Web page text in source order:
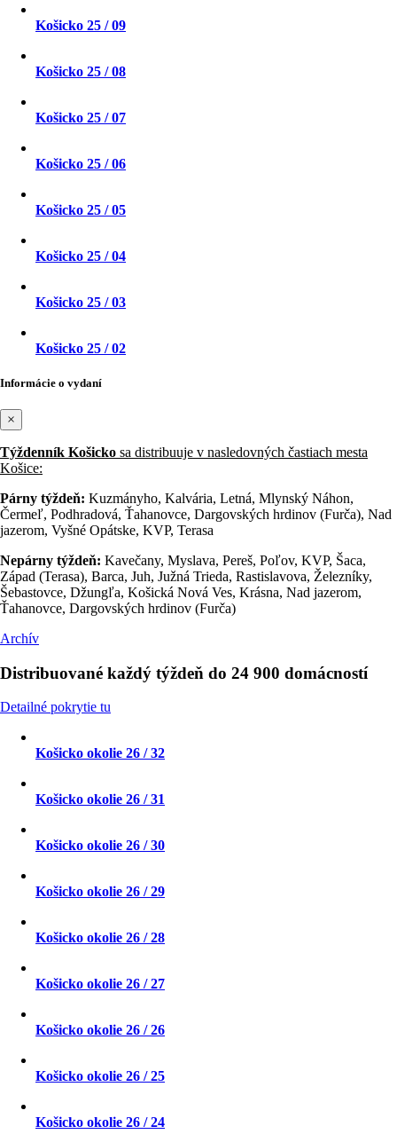
Košicko 25 / 09
Košicko 25 / 08
Košicko 25 / 07
Košicko 25 / 06
Košicko 25 / 05
Košicko 25 / 04
Košicko 25 / 03
Košicko 25 / 02
Informácie o vydaní
×
Týždenník Košicko sa distribuuje v nasledovných častiach mesta
Košice:
Párny týždeň: Kuzmányho, Kalvária, Letná, Mlynský Náhon,
Čermeľ, Podhradová, Ťahanovce, Dargovských hrdinov (Furča), Nad
jazerom, Vyšné Opátske, KVP, Terasa
Nepárny týždeň: Kavečany, Myslava, Pereš, Poľov, KVP, Šaca,
Západ (Terasa), Barca, Juh, Južná Trieda, Rastislavova, Železníky,
Šebastovce, Džungľa, Košická Nová Ves, Krásna, Nad jazerom,
Ťahanovce, Dargovských hrdinov (Furča)
Archív
Distribuované každý týždeň do 24 900 domácností
Detailné pokrytie tu
Košicko okolie 26 / 32
Košicko okolie 26 / 31
Košicko okolie 26 / 30
Košicko okolie 26 / 29
Košicko okolie 26 / 28
Košicko okolie 26 / 27
Košicko okolie 26 / 26
Košicko okolie 26 / 25
Košicko okolie 26 / 24